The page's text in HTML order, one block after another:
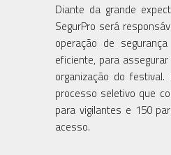
Diante da grande
SegurPro será
operação de
eficiente, para
organização do
processo seletivo que
para vigilantes e 150
acesso.